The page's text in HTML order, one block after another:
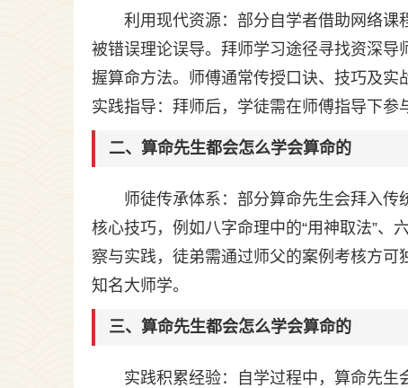
利用现代资源：部分自学者借助网络
被错误理论误导。拜师学习途径寻找资深
握算命方法。师傅通常传授口诀、技巧及
实践指导：拜师后，学徒需在师傅指导下参
二、算命先生都会怎么学会算命的
师徒传承体系：部分算命先生会拜入
核心技巧，例如八字命理中的“用神取法”、
察与实践，徒弟需通过师父的案例考核方
知名大师学。
三、算命先生都会怎么学会算命的
实践积累经验：自学过程中，算命先生